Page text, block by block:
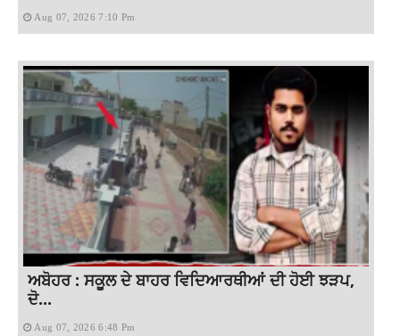
Aug 07, 2026 7:10 Pm
ਅਬੋਹਰ : ਸਕੂਲ ਦੇ ਬਾਹਰ ਵਿਦਿਆਰਥੀਆਂ ਦੀ ਹੋਈ ਝੜਪ,
ਦੋ...
Aug 07, 2026 6:48 Pm